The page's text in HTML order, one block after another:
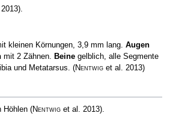
.
kleinen Körnungen, 3,9 mm lang. Augen
mit 2 Zähnen. Beinegelblich, alle Segmente
und Metatarsus. (Nentwiget al. 2013)
Höhlen (Nentwiget al. 2013).